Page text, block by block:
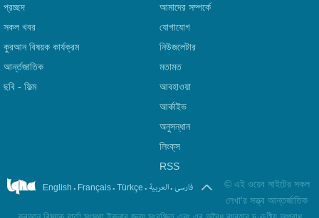
প্রচ্ছদ
সকল খবর
কুরআন বিষয়ক কার্যক্রম
আর্ন্তজাতিক
ছবি‎ - ফিল্ম
আমাদের সম্পর্কে
যোগাযোগ
নিউজলেটার
মতামত
আবহাওয়া
আর্কাইভ
অনুসন্ধান
লিংক্‌স
RSS
English . Français. Türkçe . العربیة.فارسی © এই ওয়েব সাইটের সকল
লেখা'র সত্ত্ব আন্তর্জাতিক